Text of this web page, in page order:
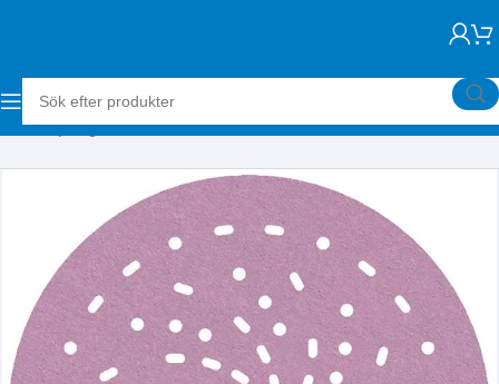
Hem Slipning Kardborrerondeller